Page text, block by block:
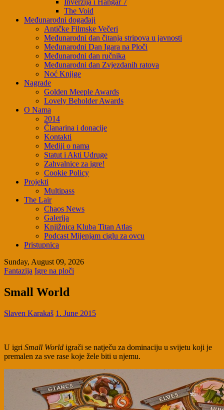
Inverzija i Hangar 7
The Void
Međunarodni događaji
Antičke Filmske Večeri
Međunarodni dan čitanja stripova u javnosti
Međunarodni Dan Igara na Ploči
Međunarodni dan ručnika
Međunarodni dan Zvjezdanih ratova
Noć Knjige
Nagrade
Golden Meeple Awards
Lovely Beholder Awards
O Nama
2014
Članarina i donacije
Kontakti
Mediji o nama
Statut i Akti Udruge
Zahvalnice za igre!
Cookie Policy
Projekti
Multipass
The Lair
Chaos News
Galerija
Knjižnica Kluba Titan Atlas
Podcast Mijenjam ciglu za ovcu
Pristupnica
Sunday, August 09, 2026
Fantazija Igre na ploči
Small World
Slaven Karakaš 1. June 2015
U igri Small World igrači se natječu za dominaciju u svijetu koji je
premalen za sve rase koje žele biti u njemu.